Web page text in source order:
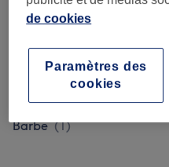
Beauté Des Pieds
Restructuration &
Soin Des Cheveux Et Du
Barbe (1)
de cookies
Paramètres des
cookies